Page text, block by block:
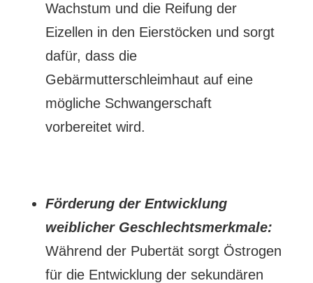
Wachstum und die Reifung der
Eizellen in den Eierstöcken und sorgt
dafür, dass die
Gebärmutterschleimhaut auf eine
mögliche Schwangerschaft
vorbereitet wird.
Förderung der Entwicklung
weiblicher Geschlechtsmerkmale:
Während der Pubertät sorgt Östrogen
für die Entwicklung der sekundären